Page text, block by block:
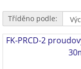
Tříděno podle:
FK-PRCD-2